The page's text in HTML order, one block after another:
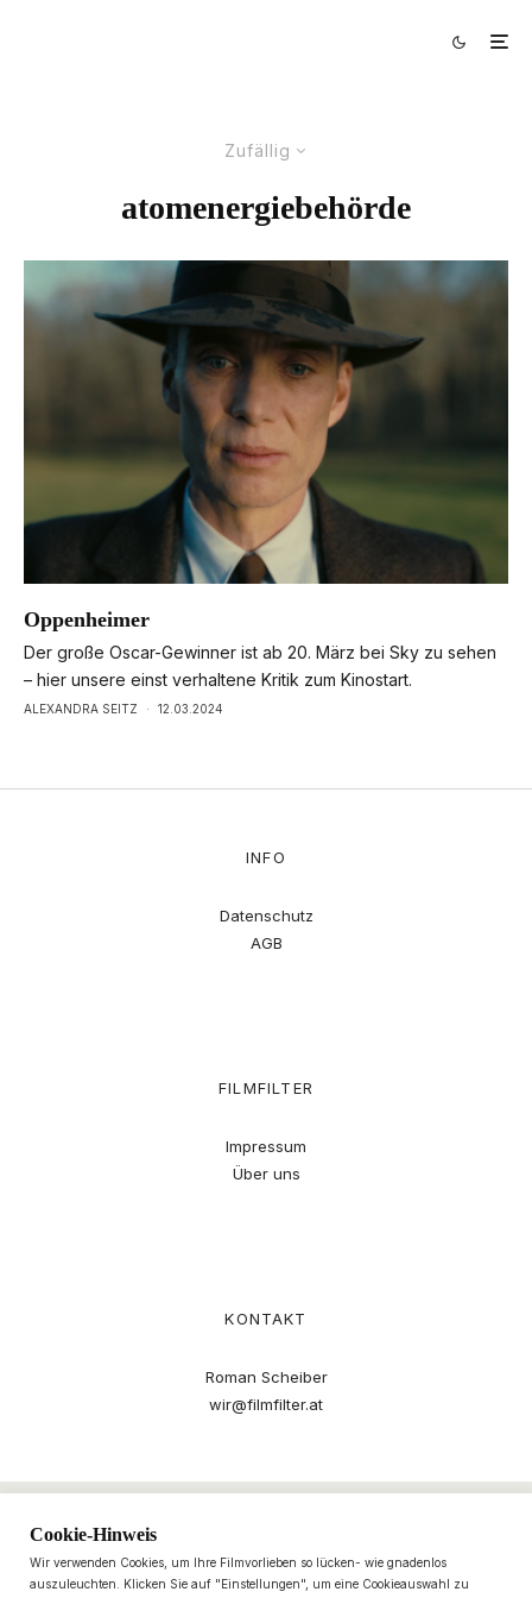
Zufällig
atomenergiebehörde
Oppenheimer
Der große Oscar-Gewinner ist ab 20. März bei Sky zu sehen
– hier unsere einst verhaltene Kritik zum Kinostart.
ALEXANDRA SEITZ · 12.03.2024
INFO
Datenschutz
AGB
FILMFILTER
Impressum
Über uns
KONTAKT
Roman Scheiber
wir@filmfilter.at
Cookie-Hinweis
Wir verwenden Cookies, um Ihre Filmvorlieben so lücken- wie gnadenlos
auszuleuchten. Klicken Sie auf "Einstellungen", um eine Cookieauswahl zu